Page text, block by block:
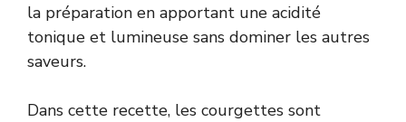
la préparation en apportant une acidité
tonique et lumineuse sans dominer les autres
saveurs.
Dans cette recette, les courgettes sont